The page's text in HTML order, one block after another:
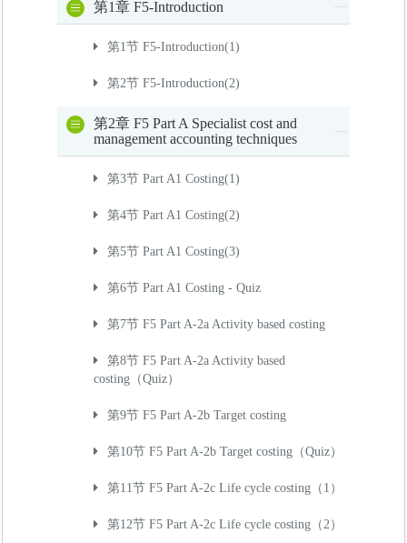
第1章 F5-Introduction
第1节 F5-Introduction(1)
第2节 F5-Introduction(2)
第2章 F5 Part A Specialist cost and
management accounting techniques
第3节 Part A1 Costing(1)
第4节 Part A1 Costing(2)
第5节 Part A1 Costing(3)
第6节 Part A1 Costing - Quiz
第7节 F5 Part A-2a Activity based costing
第8节 F5 Part A-2a Activity based
costing（Quiz）
第9节 F5 Part A-2b Target costing
第10节 F5 Part A-2b Target costing（Quiz）
第11节 F5 Part A-2c Life cycle costing（1）
第12节 F5 Part A-2c Life cycle costing（2）